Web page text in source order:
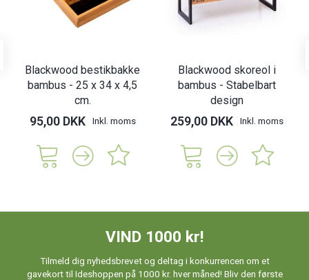
Blackwood bestikbakke
bambus - 25 x 34 x 4,5
cm.
95,00 DKK Inkl. moms
Blackwood skoreol i
bambus - Stabelbart
design
259,00 DKK Inkl. moms
VIND 1000 kr!
Tilmeld dig nyhedsbrevet og deltag i konkurrencen om et
gavekort til Ideshoppen på 1000 kr. hver måned! Bliv den første